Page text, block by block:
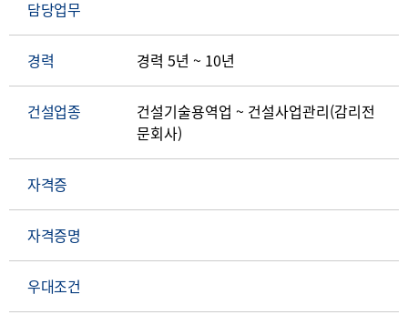
담당업무
경력 경력 5년 ~ 10년
건설업종
건설기술용역업 ~ 건설사업관리(감리전
문회사)
자격증
자격증명
우대조건